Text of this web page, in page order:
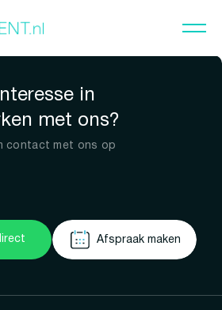
Interesse in
met ons?
contact met ons op
Afspraak maken